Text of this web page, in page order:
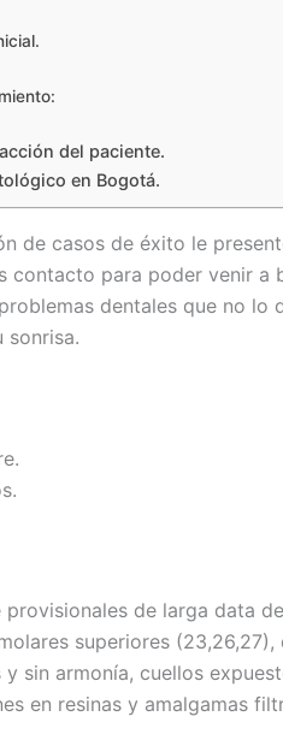
del paciente.
en Bogotá.
de casos de éxito le
contacto para poder venir a
dentales que no lo
sonrisa.
provisionales de larga data
superiores
y sin armonía, cuellos
en resinas y amalgamas